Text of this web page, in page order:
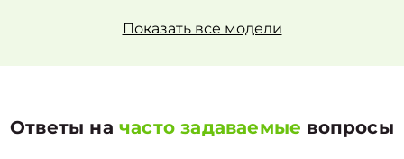
Показать все модели
Ответы начасто задаваемые вопросы